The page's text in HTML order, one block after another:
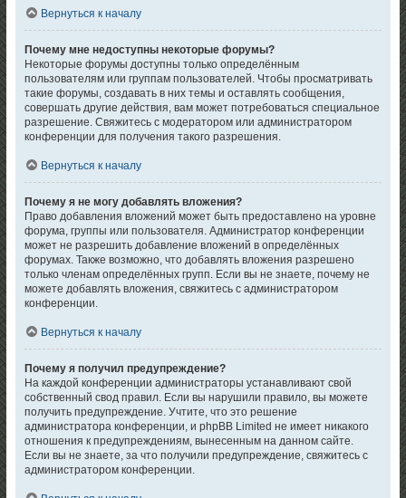
Вернуться к началу
Почему мне недоступны некоторые форумы?
Некоторые форумы доступны только определённым
пользователям или группам пользователей. Чтобы просматривать
такие форумы, создавать в них темы и оставлять сообщения,
совершать другие действия, вам может потребоваться специальное
разрешение. Свяжитесь с модератором или администратором
конференции для получения такого разрешения.
Вернуться к началу
Почему я не могу добавлять вложения?
Право добавления вложений может быть предоставлено на уровне
форума, группы или пользователя. Администратор конференции
может не разрешить добавление вложений в определённых
форумах. Также возможно, что добавлять вложения разрешено
только членам определённых групп. Если вы не знаете, почему не
можете добавлять вложения, свяжитесь с администратором
конференции.
Вернуться к началу
Почему я получил предупреждение?
На каждой конференции администраторы устанавливают свой
собственный свод правил. Если вы нарушили правило, вы можете
получить предупреждение. Учтите, что это решение
администратора конференции, и phpBB Limited не имеет никакого
отношения к предупреждениям, вынесенным на данном сайте.
Если вы не знаете, за что получили предупреждение, свяжитесь с
администратором конференции.